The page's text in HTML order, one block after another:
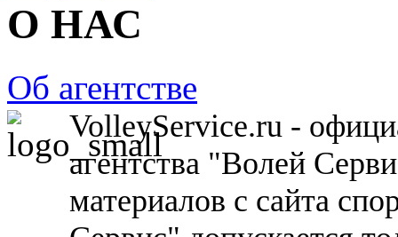
О НАС
Об агентстве
VolleyService.ru -
агентства "Волей
материалов с сайта